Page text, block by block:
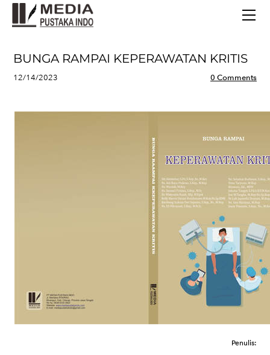
BUNGA RAMPAI KEPERAWATAN KRITIS
12/14/2023 0 Comments
Penulis: